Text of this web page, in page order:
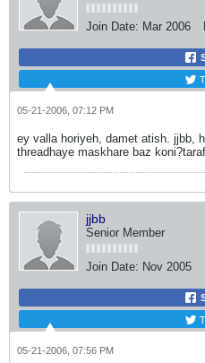
Join Date: Mar 2006
05-21-2006, 07:12 PM
ey valla horiyeh, damet atish. jjbb,
threadhaye maskhare baz
jjbb
Senior Member
Join Date: Nov 2005
05-21-2006, 07:56 PM